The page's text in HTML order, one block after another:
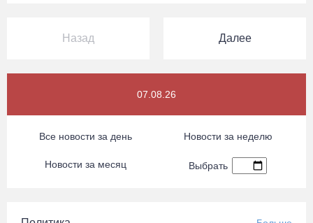
Назад Далее
07.08.26
Все новости за день Новости за неделю
Новости за месяц Выбрать